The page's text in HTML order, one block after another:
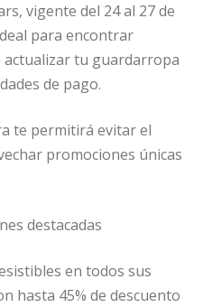
vigente del 24 al 27 de
para encontrar
tu guardarropa
de pago.
te permitirá evitar el
promociones únicas
destacadas
en todos sus
hasta 45% de descuento